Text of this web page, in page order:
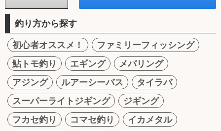
釣り方から探す
初心者オススメ！
ファミリーフィッシング
鮎トモ釣り
エギング
メバリング
アジング
ルアーシーバス
タイラバ
スーパーライトジギング
ジギング
フカセ釣り
コマセ釣り
イカメタル